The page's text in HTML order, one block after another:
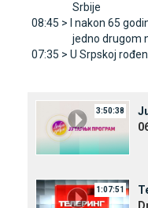
Srbije
08:45 >
I nakon 65
jedno drugom
07:35 > U Srpskoj
3:50:38
1:07:51